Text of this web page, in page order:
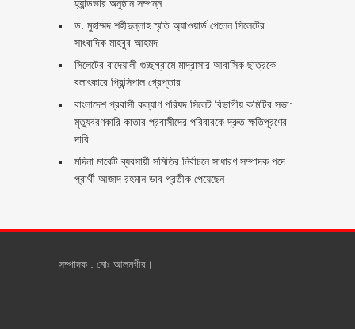
হ্যান্ডভার অনুষ্ঠান সম্পন্ন
ড. মুহাম্মদ শহীদুল্লাহ স্মৃতি অ্যাওয়ার্ড পেলেন সিলেটের
সাংবাদিক মাহবুব আহমদ
সিলেটের বাদেয়ালী গুচ্ছগ্রামে মাদ্রাসার আবাসিক ছাত্রকে
বলাৎকারে প্রিন্সিপাল গ্রেপ্তার ‎
বাংলাদেশ প্রবাসী কল্যাণ পরিষদ সিলেট বিভাগীয় কমিটির সভা:
মৃত্যুবরণকারি কাতার প্রবাসীদের পরিবারকে দ্রুত ক্ষতিপূরণের
দাবি
মদিনা মার্কেট ব্যবসায়ী সমিতির নির্বাচনে সাধারণ সম্পাদক পদে
প্রার্থী আজাদ রহমান ডাব প্রতীক পেয়েছেন ‎
সম্পাদক : মোঃ আলমগীর।